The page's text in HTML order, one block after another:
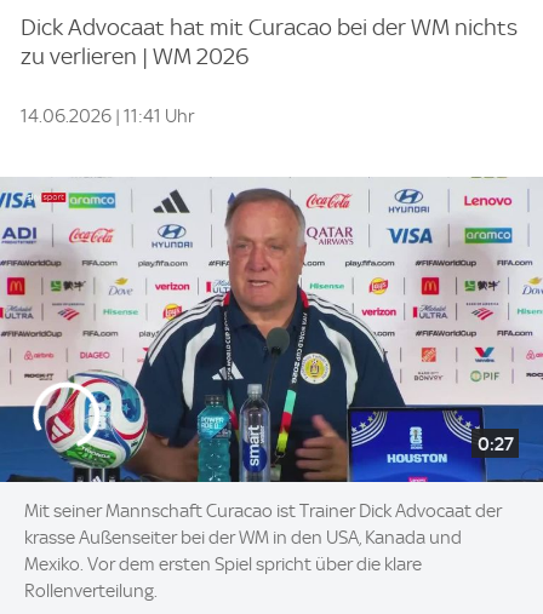
Dick Advocaat hat mit Curacao bei der WM nichts
zu verlieren | WM 2026
14.06.2026 | 11:41 Uhr
0:27
Mit seiner Mannschaft Curacao ist Trainer Dick Advocaat der
krasse Außenseiter bei der WM in den USA, Kanada und
Mexiko. Vor dem ersten Spiel spricht über die klare
Rollenverteilung.